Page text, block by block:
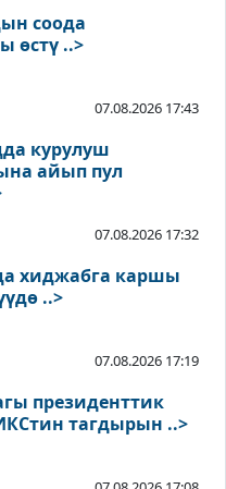
соода
өстү ..>
07.08.2026 17:43
курулуш
айып пул
07.08.2026 17:32
хиджабга каршы
..>
07.08.2026 17:19
президенттик
тагдырын ..>